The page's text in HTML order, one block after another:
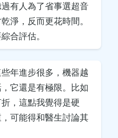
有人為了省事選超音
淨，反而更花時間。
合評估。
年進步很多，機器越
它還是有極限。比如
，這點我覺得是硬
可能得和醫生討論其